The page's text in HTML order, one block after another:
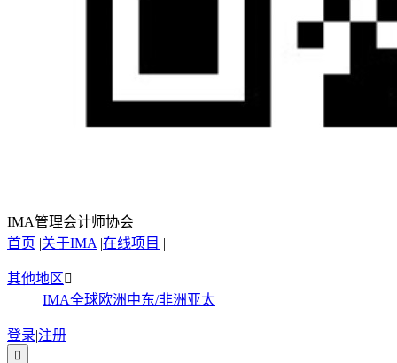
IMA管理会计师协会
首页 |关于IMA |在线项目 |
其他地区
IMA全球欧洲中东/非洲亚太
登录|注册
